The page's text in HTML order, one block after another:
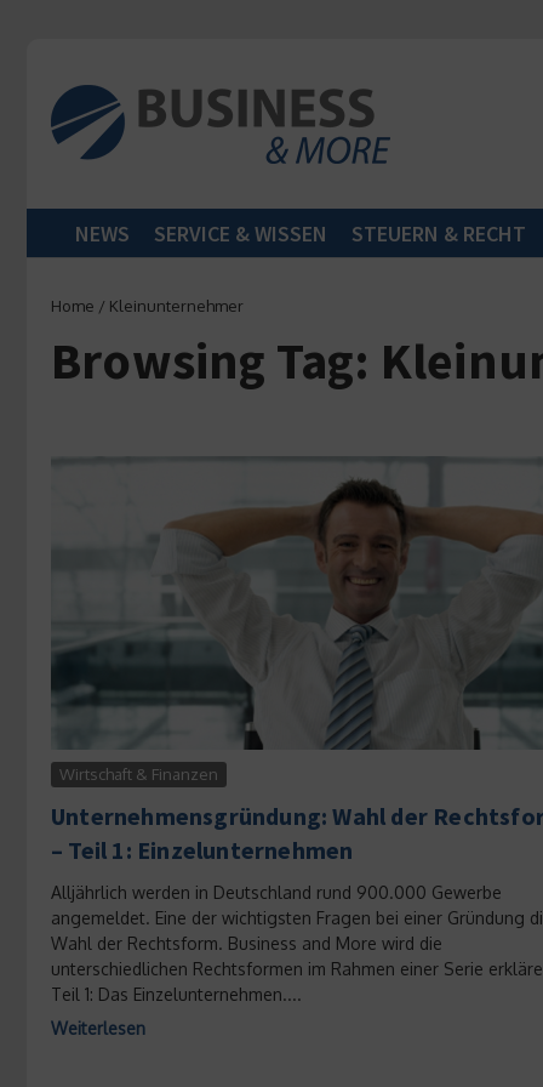
NEWS SERVICE & WISSEN STEUERN & RECHT
Home / Kleinunternehmer
Browsing Tag:
Wirtschaft & Finanzen
Unternehmensgründung: Wahl der
– Teil 1: Einzelunternehmen
Alljährlich werden in Deutschland rund 900.000 Gewerbe
angemeldet. Eine der wichtigsten Fragen bei einer Gründung
Wahl der Rechtsform. Business and More wird die
unterschiedlichen Rechtsformen im Rahmen einer Serie
Teil 1: Das Einzelunternehmen....
Weiterlesen